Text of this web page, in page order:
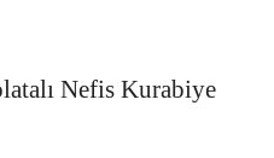
Nefis Kurabiye